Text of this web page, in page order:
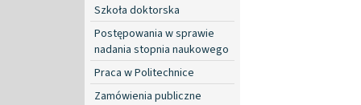
Szkoła doktorska
Postępowania w sprawie
nadania stopnia naukowego
Praca w Politechnice
Zamówienia publiczne